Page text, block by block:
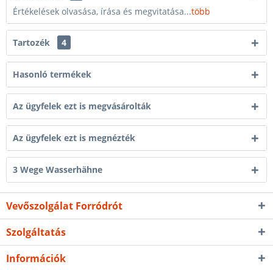
Értékelések olvasása, írása és megvitatása...több
Tartozék 4
Hasonló termékek
Az ügyfelek ezt is megvásárolták
Az ügyfelek ezt is megnézték
3 Wege Wasserhähne
Vevőszolgálat Forródrót
Szolgáltatás
Információk